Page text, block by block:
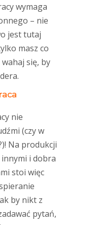
wymaga
– nie
jest tutaj
masz co
się, by
nie
(czy w
Na produkcji
i dobra
stoi więc
by nikt z
pytań,